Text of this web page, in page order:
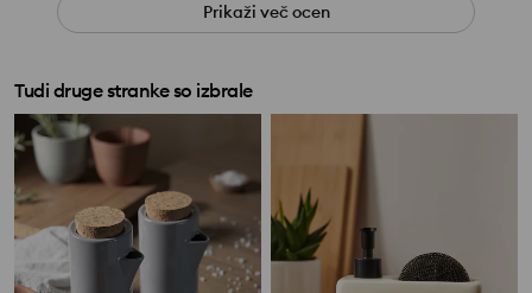
Prikaži več ocen
Tudi druge stranke so izbrale